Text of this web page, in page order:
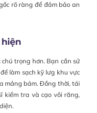
rõ ràng để đảm bảo an
trọng hơn. Bạn cần sử
làm sạch kỹ lưg khu vực
mảng bám. Đồng thời, tái
kiểm tra và cạo vôi răng,